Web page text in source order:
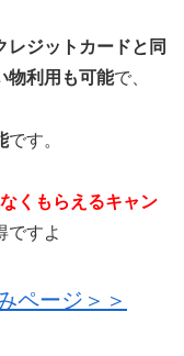
レジットカードと同
物利用も可能で、
です。
くもらえるキャン
ですよ
ページ＞＞